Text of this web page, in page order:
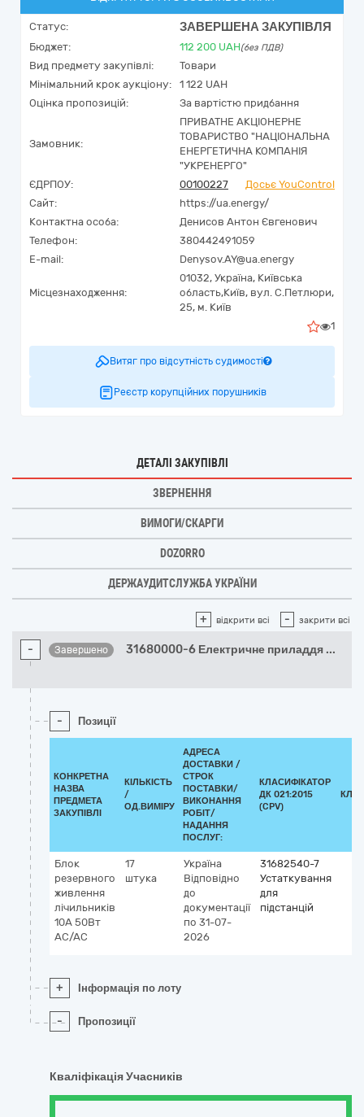
Статус: ЗАВЕРШЕНА ЗАКУПІВЛЯ
Бюджет: 112 200 UAH(без ПДВ)
Вид предмету закупівлі:
Товари
Мінімальний крок аукціону:
1 122 UAH
Оцінка пропозицій:
За вартістю придбання
Замовник:
ПРИВАТНЕ АКЦІОНЕРНЕ
ТОВАРИСТВО "НАЦІОНАЛЬНА
ЕНЕРГЕТИЧНА КОМПАНІЯ
"УКРЕНЕРГО"
ЄДРПОУ:
00100227
Досьє YouControl
Сайт:
https://ua.energy/
Контактна особа:
Денисов Антон Євгенович
Телефон:
380442491059
E-mail:
Denysov.AY@ua.energy
Місцезнаходження:
01032, Україна, Київська
область,Київ, вул. С.Петлюри,
25, м. Київ
1
Витяг про відсутність судимості
Реєстр корупційних порушників
ДЕТАЛІ ЗАКУПІВЛІ
ЗВЕРНЕННЯ
ВИМОГИ/СКАРГИ
DOZORRO
ДЕРЖАУДИТСЛУЖБА УКРАЇНИ
+ відкрити всі - закрити всі
- Завершено 31680000-6 Електричне приладдя ...
- Позиції
КОНКРЕТНА
НАЗВА
ПРЕДМЕТА
ЗАКУПІВЛІ
КІЛЬКІСТЬ
/
ОД.ВИМІРУ
АДРЕСА
ДОСТАВКИ /
СТРОК
ПОСТАВКИ/
ВИКОНАННЯ
РОБІТ/
НАДАННЯ
ПОСЛУГ:
КЛАСИФІКАТОР
ДК 021:2015
(CPV)
Блок
резервного
живлення
лічильників
10А 50Вт
AC/AC
17
штука
Україна
Відповідно
до
документації
по 31-07-
2026
31682540-7
Устаткування
для
підстанцій
+ Інформація по лоту
- Пропозиції
Кваліфікація Учасників